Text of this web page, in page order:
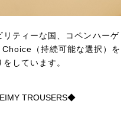
ティーな国、コペンハーゲ
（持続可能な選択）を
しています。
EIMY TROUSERS◆